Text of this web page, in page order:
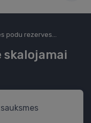
podu rezerves...
skalojamai